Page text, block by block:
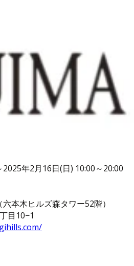
年2月16日(日) 10:00～20:00
本木ヒルズ森タワー52階）
目10−1